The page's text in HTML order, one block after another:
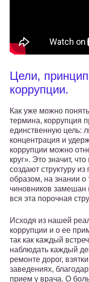
Цели,
коррупции.
Как уже можно
термина, коррупция
единственную цель:
концентрация и
коррупции можно
круг». Это значит,
создают структуру
образом, на знании о
чиновников замешан
вся эта порочная
Исходя из нашей
коррупции и о ее
так как каждый
наблюдать каждый
ремонте дорог,
заведениях,
прием у врача. О